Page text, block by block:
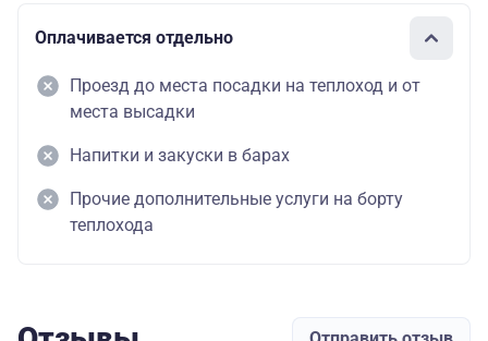
Оплачивается отдельно
Проезд до места посадки на теплоход и от
места высадки
Напитки и закуски в барах
Прочие дополнительные услуги на борту
теплохода